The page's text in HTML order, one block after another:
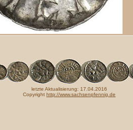
letzte Aktualisierung: 17.04.2016
Copyright http://www.sachsenpfennig.de